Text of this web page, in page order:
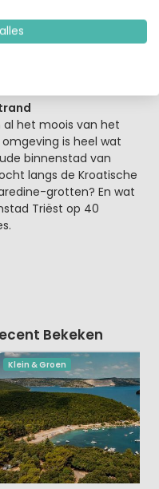
binnenbad heb je
blik op de
genieten van een
restaurant.
al het moois van het
is heel wat
binnenstad van
langs de Kroatische
grotten? En wat
Triëst op 40
Bekeken
Klein & Groen